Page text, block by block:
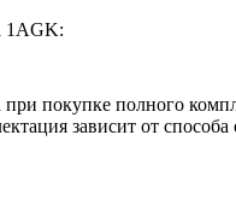
1AGK:
покупке полного
зависит от